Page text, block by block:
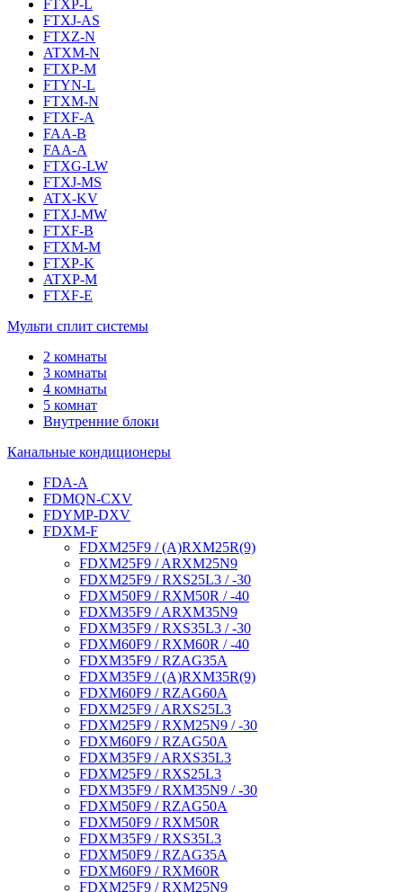
FTXP-L
FTXJ-AS
FTXZ-N
ATXM-N
FTXP-M
FTYN-L
FTXM-N
FTXF-A
FAA-B
FAA-A
FTXG-LW
FTXJ-MS
ATX-KV
FTXJ-MW
FTXF-B
FTXM-M
FTXP-K
ATXP-M
FTXF-E
Мульти сплит системы
2 комнаты
3 комнаты
4 комнаты
5 комнат
Внутренние блоки
Канальные кондиционеры
FDA-A
FDMQN-CXV
FDYMP-DXV
FDXM-F
FDXM25F9 / (A)RXM25R(9)
FDXM25F9 / ARXM25N9
FDXM25F9 / RXS25L3 / -30
FDXM50F9 / RXM50R / -40
FDXM35F9 / ARXM35N9
FDXM35F9 / RXS35L3 / -30
FDXM60F9 / RXM60R / -40
FDXM35F9 / RZAG35A
FDXM35F9 / (A)RXM35R(9)
FDXM60F9 / RZAG60A
FDXM25F9 / ARXS25L3
FDXM25F9 / RXM25N9 / -30
FDXM60F9 / RZAG50A
FDXM35F9 / ARXS35L3
FDXM25F9 / RXS25L3
FDXM35F9 / RXM35N9 / -30
FDXM50F9 / RZAG50A
FDXM50F9 / RXM50R
FDXM35F9 / RXS35L3
FDXM50F9 / RZAG35A
FDXM60F9 / RXM60R
FDXM25F9 / RXM25N9